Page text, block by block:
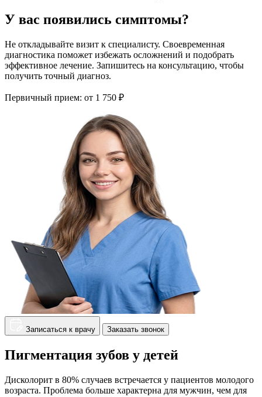
У вас появились симптомы?
Не откладывайте визит к специалисту. Своевременная
диагностика поможет избежать осложнений и подобрать
эффективное лечение. Запишитесь на консультацию, чтобы
получить точный диагноз.
Первичный прием: от 1 750 ₽
Записаться к врачу Заказать звонок
Пигментация зубов у детей
Дисколорит в 80% случаев встречается у пациентов молодого
возраста. Проблема больше характерна для мужчин, чем для